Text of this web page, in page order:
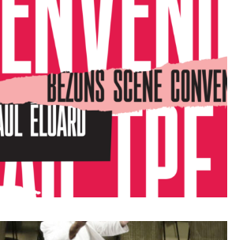
Présentation de saison